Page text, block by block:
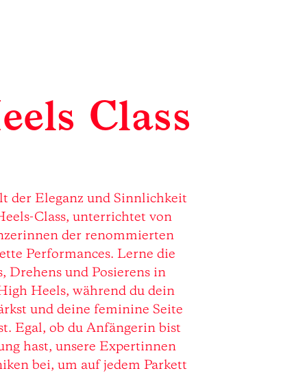
Class
der Eleganz und Sinnlichkeit
Class, unterrichtet von
der renommierten
Performances. Lerne die
Drehens und Posierens in
Heels, während du dein
und deine feminine Seite
Egal, ob du Anfängerin bist
hast, unsere Expertinnen
bei, um auf jedem Parkett